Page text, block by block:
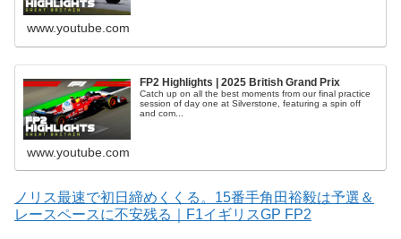
www.youtube.com
FP2 Highlights | 2025 British Grand Prix
Catch up on all the best moments from our final practice
session of day one at Silverstone, featuring a spin off
and com...
www.youtube.com
ノリス最速で初日締めくくる。15番手角田裕毅は予選＆
レースペースに不安残る｜F1イギリスGP FP2